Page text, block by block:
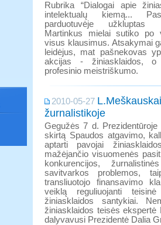
Rubrika “Dialogai apie
intelektualų kiemą...
parduotuvėje užkluptas
Martinkus mielai sutiko po
visus klausimus. Atsakymai
leidėjus, mat pašnekovas
akcijas - žiniasklaidos,
profesinio meistriškumo.
2010-05-27
žurnalistikoje
Gegužės 7 d.
skirtą Spaudos atgavimo,
aptarti pavojai
mažėjančio visuomenės
konkurencijos,
savitvarkos problemos,
transliuotojo finansavimo
veiklą reguliuojanti
žiniasklaidos santykiai.
žiniasklaidos teisės
dalyvavusi Prezidentė Dalia